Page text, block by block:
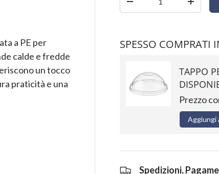
+
SPESSO COMPRATI
TAPPO
Prezzo
Aggiungi
Spedizioni,
a PE per
calde e fredde
un tocco
praticità e una